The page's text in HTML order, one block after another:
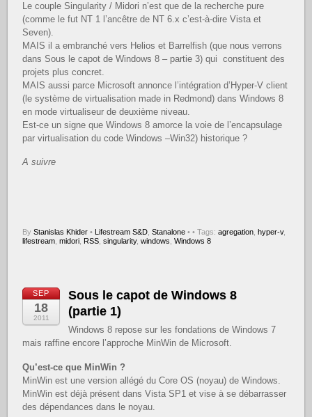
Le couple Singularity / Midori n’est que de la recherche pure
(comme le fut NT 1 l’ancêtre de NT 6.x c’est-à-dire Vista et
Seven).
MAIS il a embranché vers Helios et Barrelfish (que nous verrons
dans Sous le capot de Windows 8 – partie 3) qui constituent des
projets plus concret.
MAIS aussi parce Microsoft annonce l’intégration d’Hyper-V client
(le système de virtualisation made in Redmond) dans Windows 8
en mode virtualiseur de deuxième niveau.
Est-ce un signe que Windows 8 amorce la voie de l’encapsulage
par virtualisation du code Windows –Win32) historique ?
A suivre
ByStanislas Khider • Lifestream S&D ,Stanalone • • Tags:agregation ,hyper-v,
lifestream ,midori RSS ,singularity,windows ,Windows 8
SEP
18
2011
Sous le capot de Windows 8
(partie 1)
Windows 8 repose sur les fondations de Windows 7
mais raffine encore l’approche MinWin de Microsoft.
Qu’est-ce que MinWin ?
MinWin est une version allégé du Core OS (noyau) de Windows.
MinWin est déjà présent dans Vista SP1 et vise à se débarrasser
des dépendances dans le noyau.